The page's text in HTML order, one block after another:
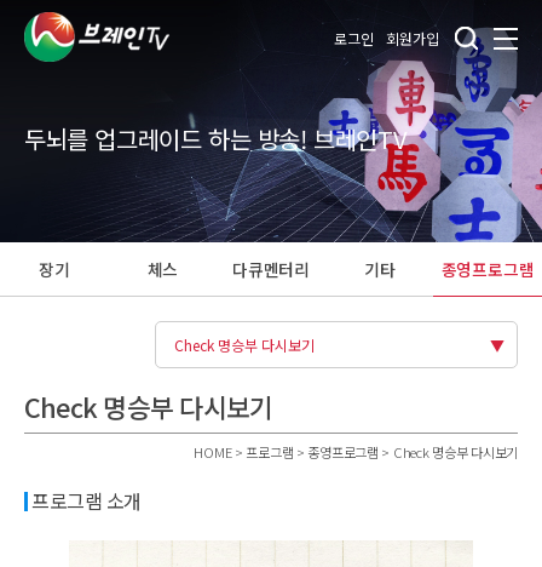
로그인 회원가입
두뇌를 업그레이드 하는 방송! 브레인TV
장기 체스 다큐멘터리 기타 종영프로그램
Check 명승부 다시보기
Check 명승부 다시보기
HOME > 프로그램 > 종영프로그램 > Check 명승부 다시보기
프로그램 소개